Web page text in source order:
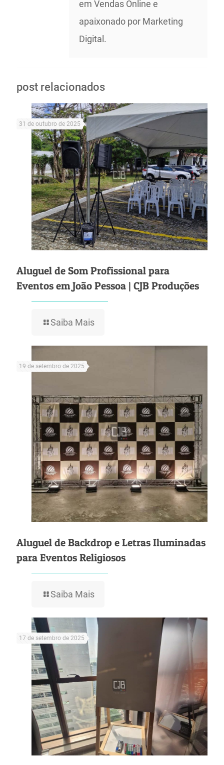
em Vendas Online e
apaixonado por Marketing
Digital.
post relacionados
31 de outubro de 2025
Aluguel de Som Profissional para
Eventos em João Pessoa | CJB Produções
Saiba Mais
19 de setembro de 2025
Aluguel de Backdrop e Letras Iluminadas
para Eventos Religiosos
Saiba Mais
17 de setembro de 2025